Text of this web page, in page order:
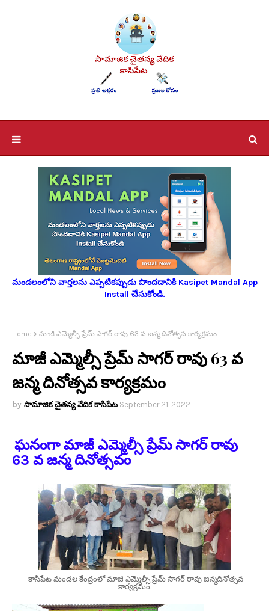
మండలంలోని వార్తలను ఎప్పటికప్పుడు పొందడానికి Kasipet Mandal App
Install చేసుకోండి.
Home మాజీ ఎమ్మెల్సీ ప్రేమ్ సాగర్ రావు 63 వ జన్మ దినోత్సవ కార్యక్రమం
మాజీ ఎమ్మెల్సీ ప్రేమ్ సాగర్ రావు 63 వ
జన్మ దినోత్సవ కార్యక్రమం
సామాజిక చైతన్య వేదిక కాసిపేట September 21, 2022
ఘనంగా మాజీ ఎమ్మెల్సీ ప్రేమ్ సాగర్ రావు
63 వ జన్మ దినోత్సవం
కాసిపేట మండల కేంద్రంలో మాజీ ఎమ్మెల్సీ ప్రేమ్ సాగర్ రావు జన్మదినోత్సవ
కార్యక్రమం.